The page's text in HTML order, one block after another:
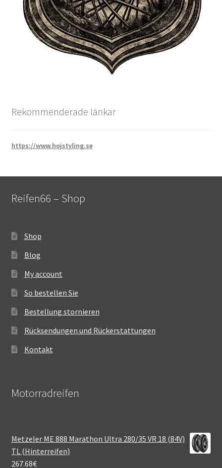
Rekommenderade länkar
https://www.hojstyling.se
Reifen66 – Shop
Shop
Blog
My account
So bestellen Sie
Bestellung stornieren
Rücksendungen und Rückerstattungen
Kontakt
Motorradreifen
Metzeler ME 888 Marathon Ultra 280/35 VR 18 (84V)
TL (Hinterreifen)
267.68€